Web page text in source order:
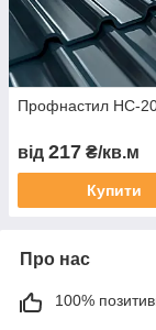
Профнастил НС-
від 217 ₴/кв.м
Купити
Про нас
100%